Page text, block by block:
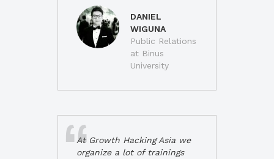
DANIEL
WIGUNA
Public Relations
at Binus
University
At Growth Hacking Asia we
organize a lot of trainings